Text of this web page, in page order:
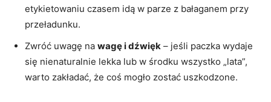
etykietowaniu czasem idą w parze z bałaganem przy
przeładunku.
Zwróć uwagę na wagę i dźwięk – jeśli paczka wydaje
się nienaturalnie lekka lub w środku wszystko „lata”,
warto zakładać, że coś mogło zostać uszkodzone.